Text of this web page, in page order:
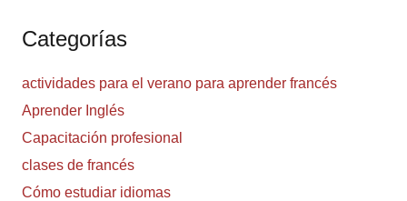
Categorías
actividades para el verano para aprender francés
Aprender Inglés
Capacitación profesional
clases de francés
Cómo estudiar idiomas